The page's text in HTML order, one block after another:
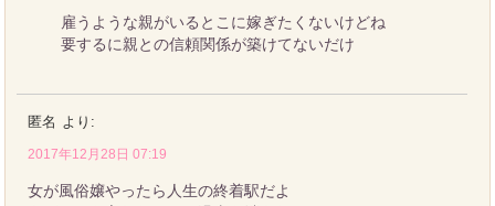
雇うような親がいるとこに嫁ぎたくないけどね
要するに親との信頼関係が築けてないだけ
匿名 より:
2017年12月28日 07:19
女が風俗嬢やったら人生の終着駅だよ